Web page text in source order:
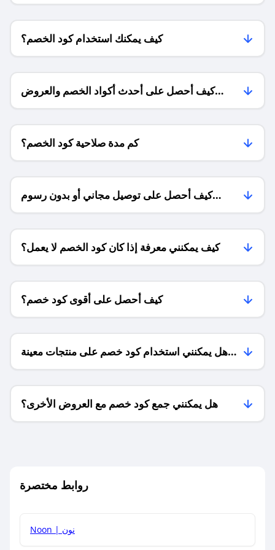
كيف يمكنك استخدام كود الخصم؟
كيف أحصل على أحدث أكواد الخصم والعروض
للمتاجر؟
كم مدة صلاحية كود الخصم؟
كيف أحصل على توصيل مجاني أو بدون رسوم
الشحن ؟
كيف يمكنني معرفة إذا كان كود الخصم لا يعمل؟
كيف أحصل على أقوى كود خصم؟
هل يمكنني استخدام كود خصم على منتجات معينة
فقط؟
هل يمكنني جمع كود خصم مع العروض الأخرى؟
روابط مختصرة
Noon | نون